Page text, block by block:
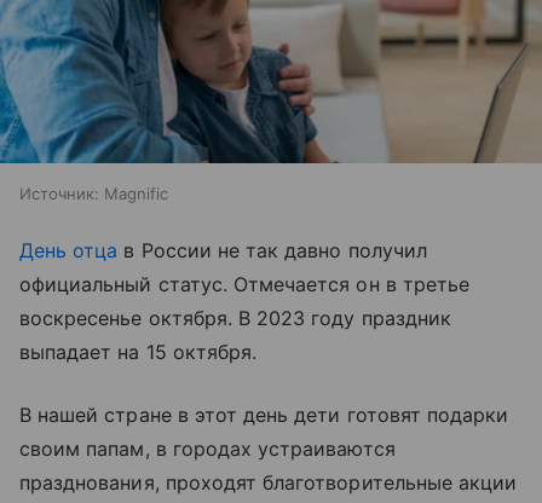
Источник: Magnific
День отца в России не так давно получил
официальный статус. Отмечается он в третье
воскресенье октября. В 2023 году праздник
выпадает на 15 октября.
В нашей стране в этот день дети готовят подарки
своим папам, в городах устраиваются
празднования, проходят благотворительные акции